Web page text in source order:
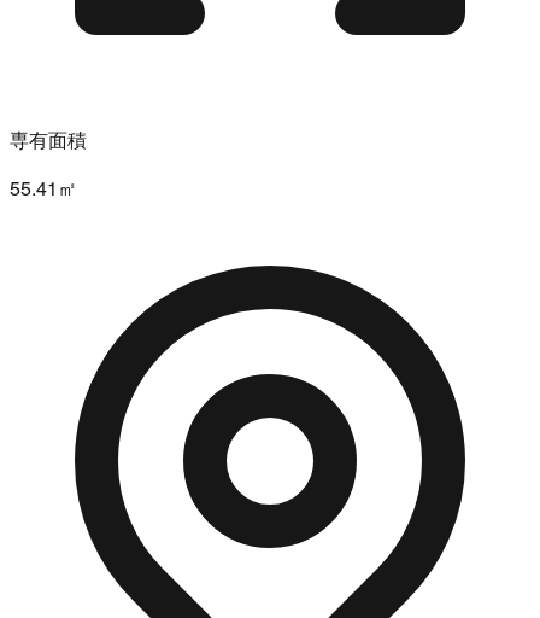
専有面積
55.41㎡